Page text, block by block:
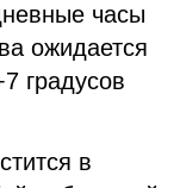
часы
ожидается
градусов
в